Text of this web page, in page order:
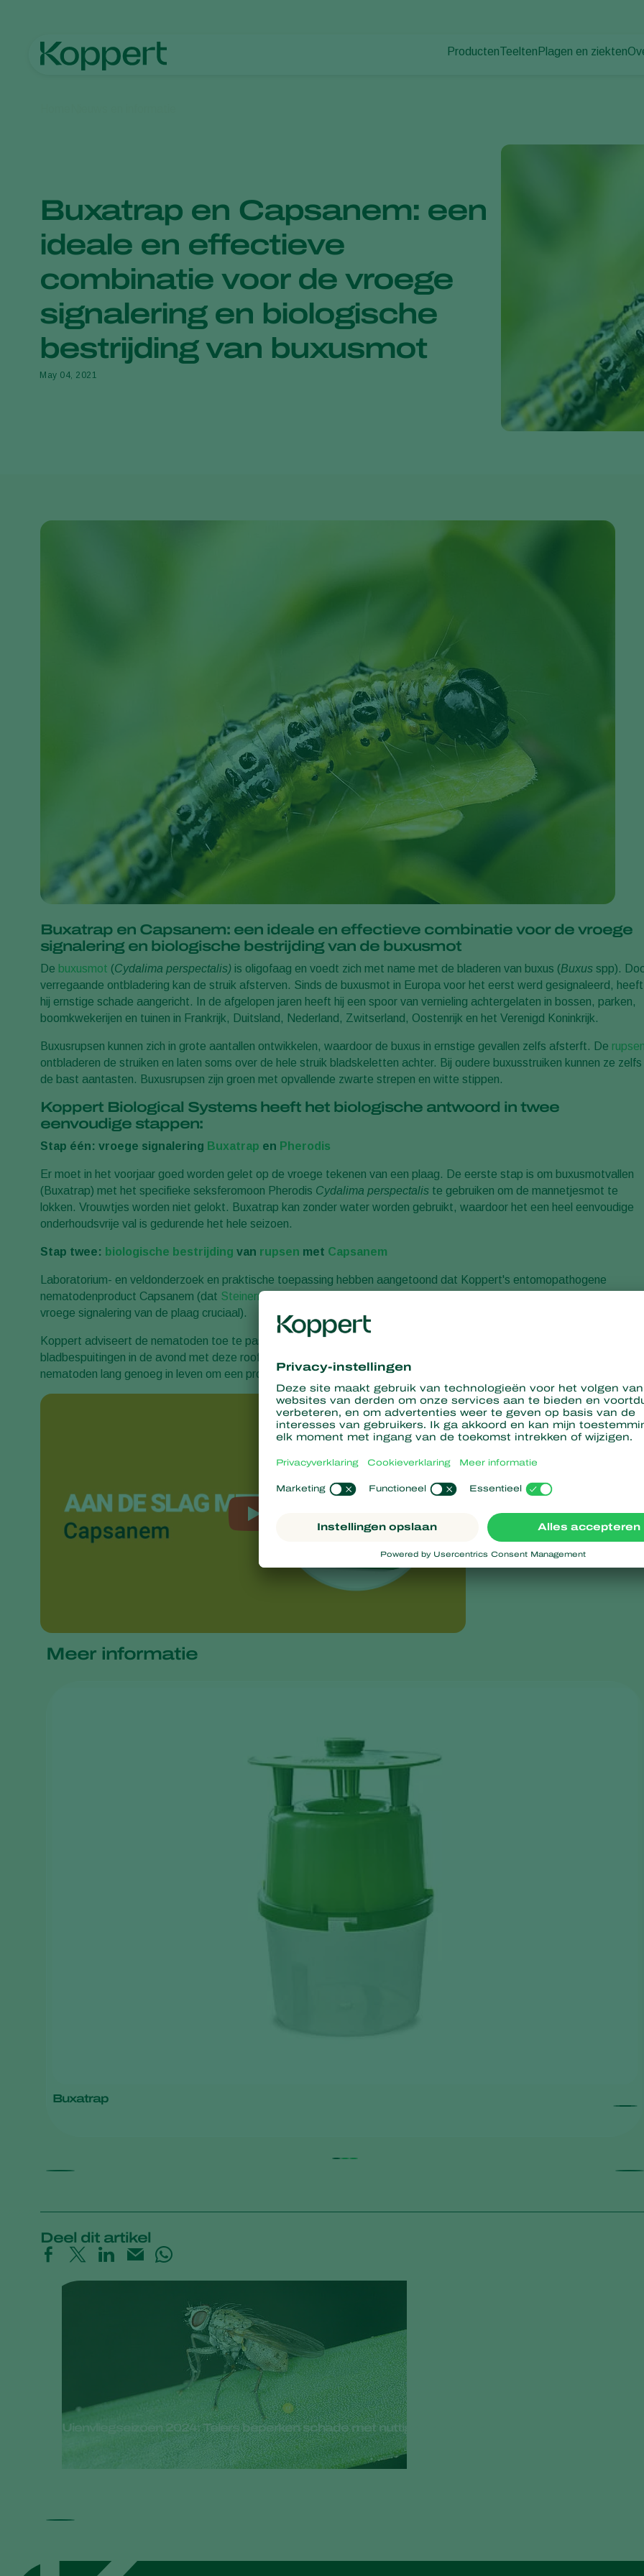
Producten
Uitzettechnieken
Teelten
Akkerbouwgewassen
Plagen en ziekten
Buxatrap en Capsanem: een
ideale en effectieve
combinatie voor de vroege
signalering en biologische
bestrijding van buxusmot
May 04, 2021
Buxatrap en Capsanem: een ideale en effectieve combinatie voor de vroege
signalering en biologische bestrijding van de buxusmot
De buxusmot (Cydalima perspectalis) is oligofaag en voedt zich met name met de bladeren van buxus (Buxus spp).
verregaande ontbladering kan de struik afsterven. Sinds de buxusmot in Europa voor het eerst werd gesignaleerd, heeft
hij ernstige schade aangericht. In de afgelopen jaren heeft hij een spoor van vernieling achtergelaten in bossen, parken,
boomkwekerijen en tuinen in Frankrijk, Duitsland, Nederland, Zwitserland, Oostenrijk en het Verenigd Koninkrijk.
Buxusrupsen kunnen zich in grote aantallen ontwikkelen, waardoor de buxus in ernstige gevallen zelfs afsterft. De
ontbladeren de struiken en laten soms over de hele struik bladskeletten achter. Bij oudere buxusstruiken kunnen ze zelfs
de bast aantasten. Buxusrupsen zijn groen met opvallende zwarte strepen en witte stippen.
Koppert Biological Systems heeft het biologische antwoord in twee
eenvoudige stappen:
Stap één: vroege signalering Buxatrap en Pherodis
Er moet in het voorjaar goed worden gelet op de vroege tekenen van een plaag. De eerste stap is om buxusmotvallen
(Buxatrap) met het specifieke seksferomoon Pherodis Cydalima perspectalis te gebruiken om de mannetjesmot te
lokken. Vrouwtjes worden niet gelokt. Buxatrap kan zonder water worden gebruikt, waardoor het een heel eenvoudige
onderhoudsvrije val is gedurende het hele seizoen.
Stap twee: biologische bestrijding van rupsen met Capsanem
Laboratorium- en veldonderzoek en praktische toepassing hebben aangetoond dat Koppert's entomopathogene
nematodenproduct Capsanem (dat Steinernema carpocapsae
vroege signalering van de plaag cruciaal).
Koppert adviseert de nematoden toe te passen als het vochtgehalte rond de bladeren hoog is. Daarom worden
bladbespuitingen in de avond met deze roofnematoden en de juiste uitzettechnieken aanbevolen. Hierdoor blijven de
nematoden lang genoeg in leven om een prooi te zoeken en effectief te doden.
Meer informatie
Buxatrap
Deel dit artikel
Uienvliegseizoen 2024: Telers beperken schade met nuttige nematoden